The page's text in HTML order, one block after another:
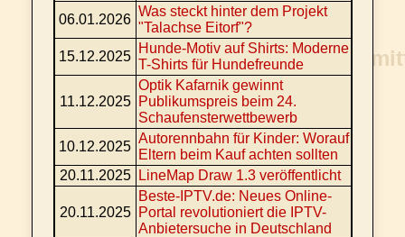
06.01.2026
Was steckt hinter dem Projekt
"Talachse Eitorf"?
15.12.2025
Hunde-Motiv auf Shirts: Moderne
T-Shirts für Hundefreunde
11.12.2025
Optik Kafarnik gewinnt
Publikumspreis beim 24.
Schaufensterwettbewerb
10.12.2025
Autorennbahn für Kinder: Worauf
Eltern beim Kauf achten sollten
20.11.2025
LineMap Draw 1.3 veröffentlicht
20.11.2025
Beste-IPTV.de: Neues Online-
Portal revolutioniert die IPTV-
Anbietersuche in Deutschland